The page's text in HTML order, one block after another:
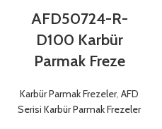
AFD50724-R-
D100 Karbür
Parmak Freze
Karbür Parmak Frezeler, AFD
Serisi Karbür Parmak Frezeler